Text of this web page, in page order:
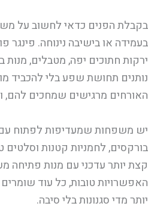
בקבלת הפנים כדאי לחשוב על
בעמידה או בישיבה נינוחה. פינגר
ירקות חתוכים יפה, מטבלים,
נותנים תחושת שפע בלי להכביד
האורחים מרגישים שמחכים
יש משפחות שמעדיפות לפתוח עם
בורקסים, לחמניות קטנות וסלטים
קצת יותר עדכני עם מנות פתיחה
האפשרויות טובות, כל עוד
יותר מדי סגנונות בלי סיבה.